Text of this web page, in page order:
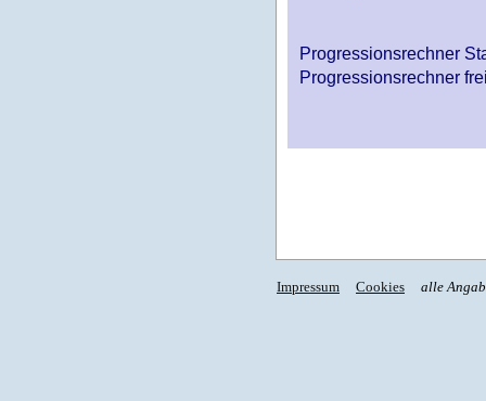
Progressionsrechner
Progressionsrechner
Impressum Cookies alle